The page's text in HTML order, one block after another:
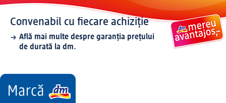
Convenabil cu fiecare achiziție
Află mai multe despre garanția prețului
de durată la dm.